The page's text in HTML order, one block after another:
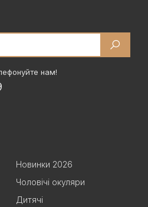
нам!
Новинки 2026
Чоловічі окуляри
Дитячі